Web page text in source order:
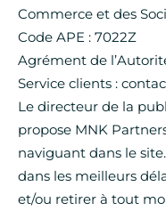
Commerce et des
Code APE : 7022Z
Agrément de
Service clients :
Le directeur de la
propose MNK
naviguant dans le
dans les meilleurs
et/ou retirer à tout